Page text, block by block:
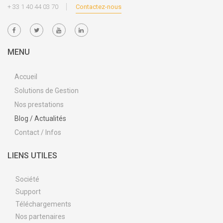
+ 33 1 40 44 03 70 Contactez-nous
MENU
Accueil
Solutions de Gestion
Nos prestations
Blog / Actualités
Contact / Infos
LIENS UTILES
Société
Support
Téléchargements
Nos partenaires